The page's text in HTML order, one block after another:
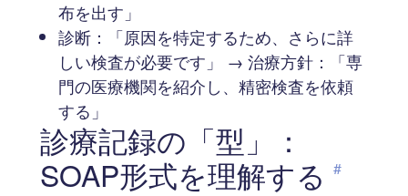
布を出す」
診断：「原因を特定するため、さらに詳
しい検査が必要です」 → 治療方針：「専
門の医療機関を紹介し、精密検査を依頼
する」
診療記録の「型」：
SOAP形式を理解する #